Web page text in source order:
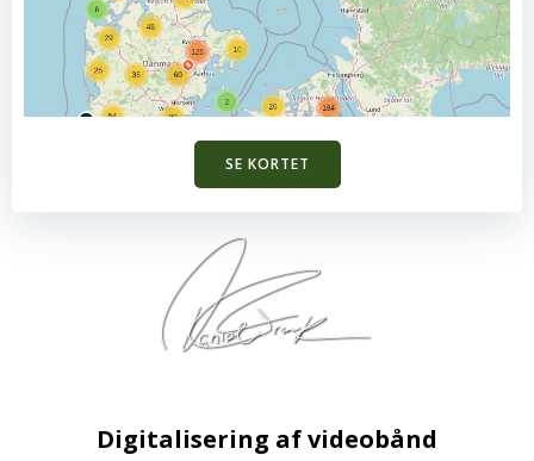
SE KORTET
Digitalisering af videobånd